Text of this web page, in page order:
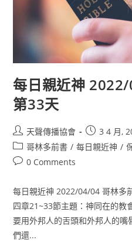
每日親近神
第33天
天聲傳播協會
3 4 月,
哥林多前書 / 每日親近神 /
0 Comments
每日親近神 2022/04/04 哥林多
四章21~33節主題：神同在的教
要用外邦人的舌頭和外邦人的
們還...